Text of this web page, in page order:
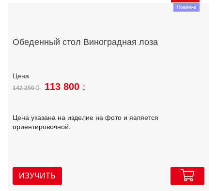
Новинка
Обеденный стол Виноградная лоза
142 250 113 800
Цена указана на изделие на фото и является
ориентировочной.
ИЗУЧИТЬ